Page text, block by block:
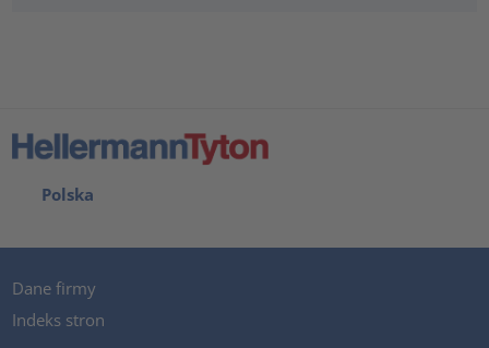
Polska
Dane firmy
Indeks stron